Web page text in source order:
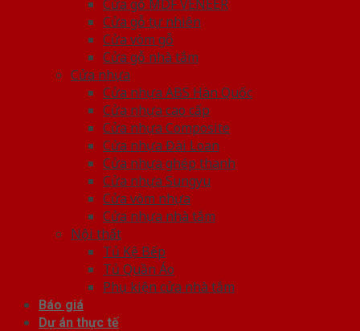
Cửa gỗ MDF VENEER
Cửa gỗ tự nhiên
Cửa vòm gỗ
Cửa gỗ nhà tắm
Cửa nhựa
Cửa nhựa ABS Hàn Quốc
Cửa nhựa cao cấp
Cửa nhựa Composite
Cửa nhựa Đài Loan
Cửa nhựa ghép thanh
Cửa nhựa Sungyu
Cửa vòm nhựa
Cửa nhựa nhà tắm
Nội thất
Tủ Kệ Bếp
Tủ Quần Áo
Phụ kiện cửa nhà tắm
Báo giá
Dự án thực tế